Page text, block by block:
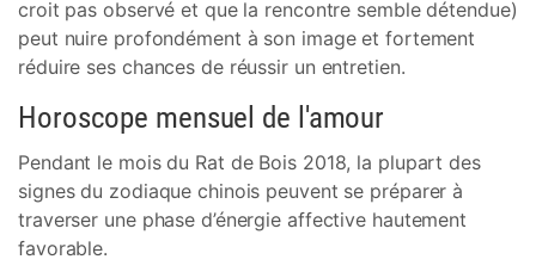
croit pas observé et que la rencontre semble détendue)
peut nuire profondément à son image et fortement
réduire ses chances de réussir un entretien.
Horoscope mensuel de l'amour
Pendant le mois du Rat de Bois 2018, la plupart des
signes du zodiaque chinois peuvent se préparer à
traverser une phase d’énergie affective hautement
favorable.